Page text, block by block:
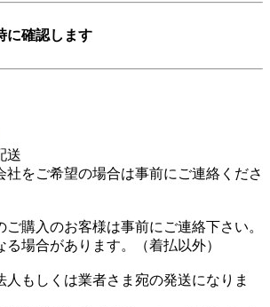
に確認します
送
をご希望の場合は事前にご連絡くださ
入のお客様は事前にご連絡下さい。
場合があります。（着払以外）
もしくは業者さま宛の発送になりま